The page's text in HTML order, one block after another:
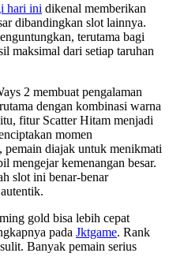
hari ini dikenal memberikan
dibandingkan slot lainnya.
terutama bagi
maksimal dari setiap taruhan
2 membuat pengalaman
dengan kombinasi warna
fitur Scatter Hitam menjadi
momen
diajak untuk menikmati
mengejar kemenangan besar.
slot ini benar-benar
gold bisa lebih cepat
pada Jktgame. Rank
Banyak pemain serius